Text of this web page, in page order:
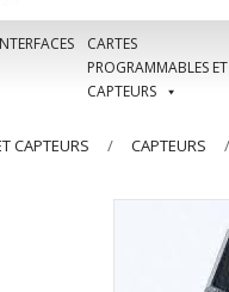
CARTES
PROGRAMMABLES ET
CAPTEURS
CAPTEURS CAPTEURS